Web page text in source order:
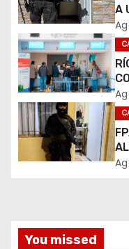
e
n
t
r
a
d
A
You missed